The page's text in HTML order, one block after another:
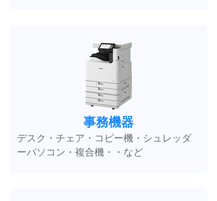
事務機器
デスク・チェア・コピー機・シュレッダ
ーパソコン・複合機・・など